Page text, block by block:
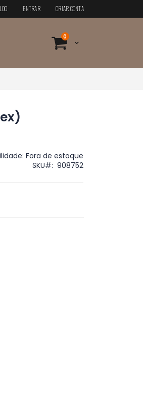
ENTRAR CRIAR CONTA
Cart
0 itens
Fora de estoque
SKU
908752